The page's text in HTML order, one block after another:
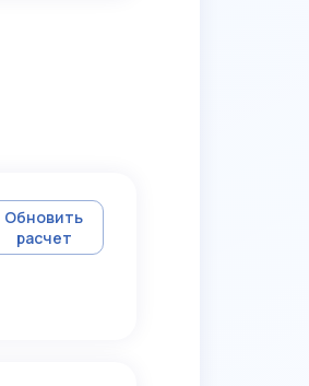
Обновить
расчет